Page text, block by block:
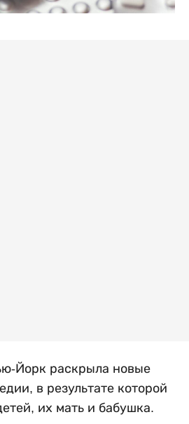
Йорк раскрыла новые
в результате которой
их мать и бабушка.